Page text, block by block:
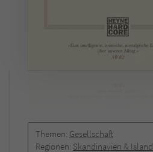
Themen: Gesellschaft
Regionen: Skandinavien & Island